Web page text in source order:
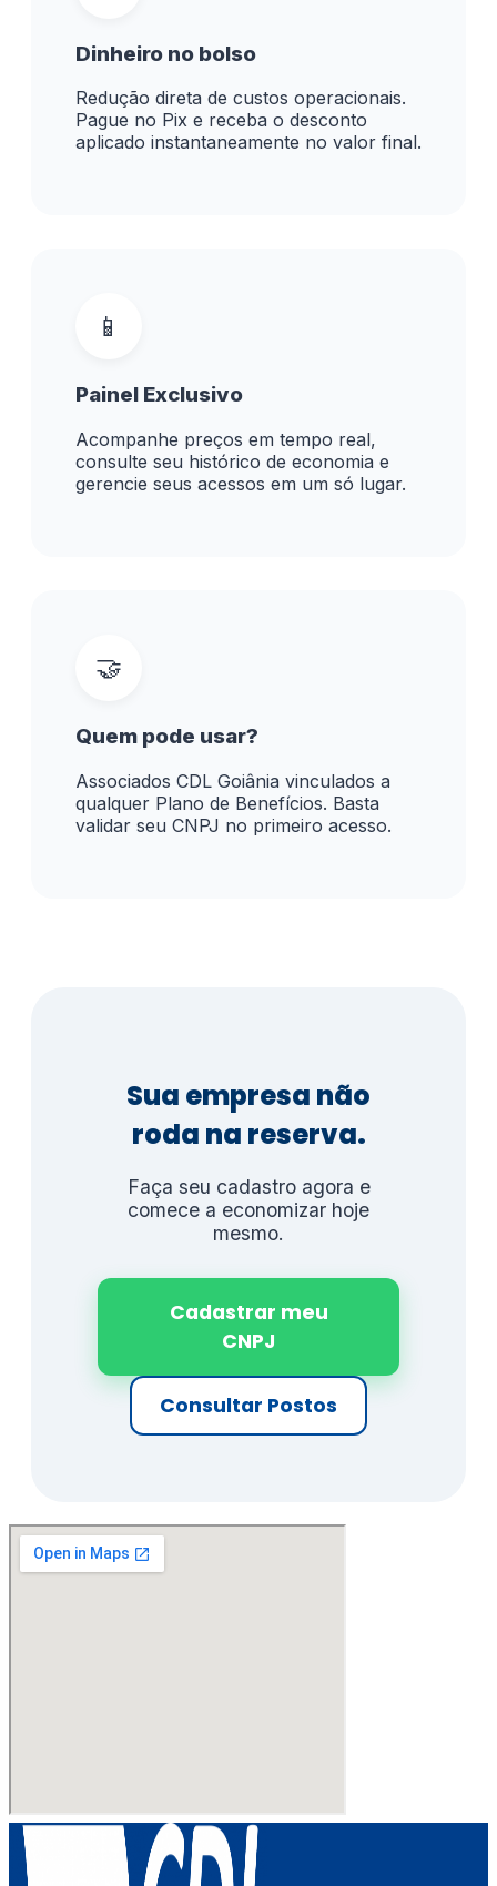
Dinheiro no bolso
Redução direta de custos operacionais.
Pague no Pix e receba o desconto
aplicado instantaneamente no valor final.
📱
Painel Exclusivo
Acompanhe preços em tempo real,
consulte seu histórico de economia e
gerencie seus acessos em um só lugar.
🤝
Quem pode usar?
Associados CDL Goiânia vinculados a
qualquer Plano de Benefícios. Basta
validar seu CNPJ no primeiro acesso.
Sua empresa não
roda na reserva.
Faça seu cadastro agora e
comece a economizar hoje
mesmo.
Cadastrar meu
CNPJ
Consultar Postos